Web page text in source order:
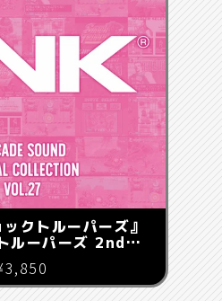
クトルーパーズ』
ルーパーズ 2nd
』